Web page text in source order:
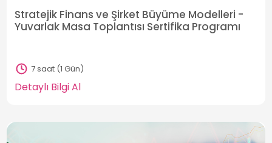
Stratejik Finans ve Şirket Büyüme Modelleri -
Yuvarlak Masa Toplantısı Sertifika Programı
7 saat (1 Gün)
Detaylı Bilgi Al